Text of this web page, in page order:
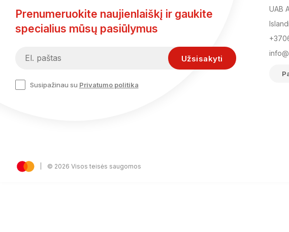
Prenumeruokite naujienlaiškį ir gaukite
specialius mūsų pasiūlymus
Susipažinau su Privatumo politika
UAB
© 2026 Visos teisės saugomos